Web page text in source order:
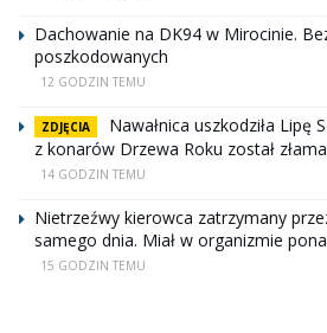
Dachowanie na DK94 w Mirocinie.
poszkodowanych
12 GODZIN TEMU
ZDJĘCIA
Nawałnica uszkodziła Lipę
z konarów Drzewa Roku został
14 GODZIN TEMU
Nietrzeźwy kierowca zatrzymany
samego dnia. Miał w organizmie
15 GODZIN TEMU